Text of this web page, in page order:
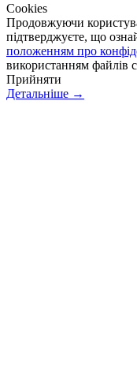
Сookies
Продовжуючи
підтверджуєте, що
положенням про
використанням файлів
Прийняти
Детальніше →